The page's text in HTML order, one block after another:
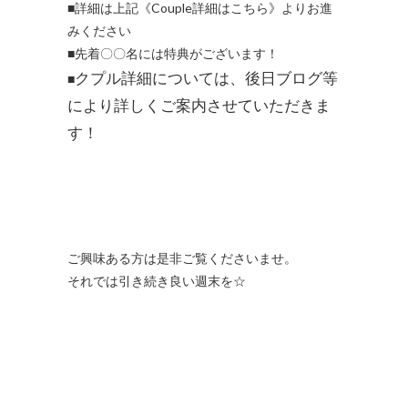
■詳細は上記《Couple詳細はこちら》よりお進
みください
■先着〇〇名には特典がございます！
■クプル詳細については、後日ブログ等
により詳しくご案内させていただきま
す！
ご興味ある方は是非ご覧くださいませ。
それでは引き続き良い週末を☆